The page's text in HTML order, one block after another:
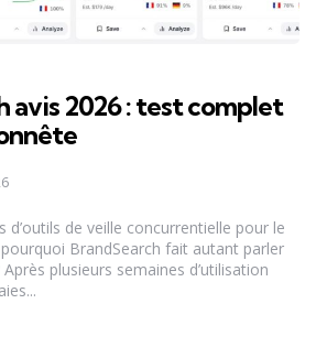
avis 2026 : test complet
d’outils de veille concurrentielle pour le
BrandSearch fait autant parler
plusieurs semaines d’utilisation